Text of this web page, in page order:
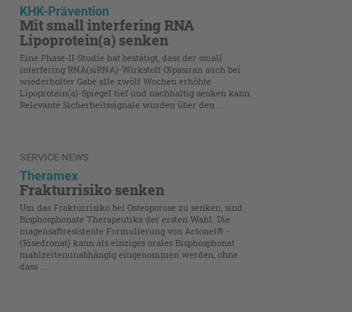
KHK-Prävention
Mit small interfering RNA
Lipoprotein(a) senken
Eine Phase-II-Studie hat bestätigt, dass der small
interfering RNA(siRNA)-Wirkstoff Olpasiran auch bei
wiederholter Gabe alle zwölf Wochen erhöhte
Lipoprotein(a)-Spiegel tief und nachhaltig senken kann.
Relevante Sicherheitssignale wurden über den ...
SERVICE NEWS
Theramex
Frakturrisiko senken
Um das Frakturrisiko bei Osteoporose zu senken, sind
Bisphosphonate Therapeutika der ersten Wahl. Die
magensaftresistente Formulierung von Actonel® ­
(Risedronat) kann als einziges orales Bisphosphonat
mahlzeitenunabhängig eingenommen werden, ohne
dass ...